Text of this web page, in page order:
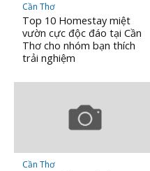
Cần Thơ
Top 10 Homestay miệt
vườn cực độc đáo tại Cần
Thơ cho nhóm bạn thích
trải nghiệm
Cần Thơ